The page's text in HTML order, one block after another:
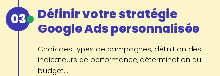
03
Définir votre stratégie
Google Ads personnalisée
Choix des types de campagnes, définition des
indicateurs de performance, détermination du
budget...